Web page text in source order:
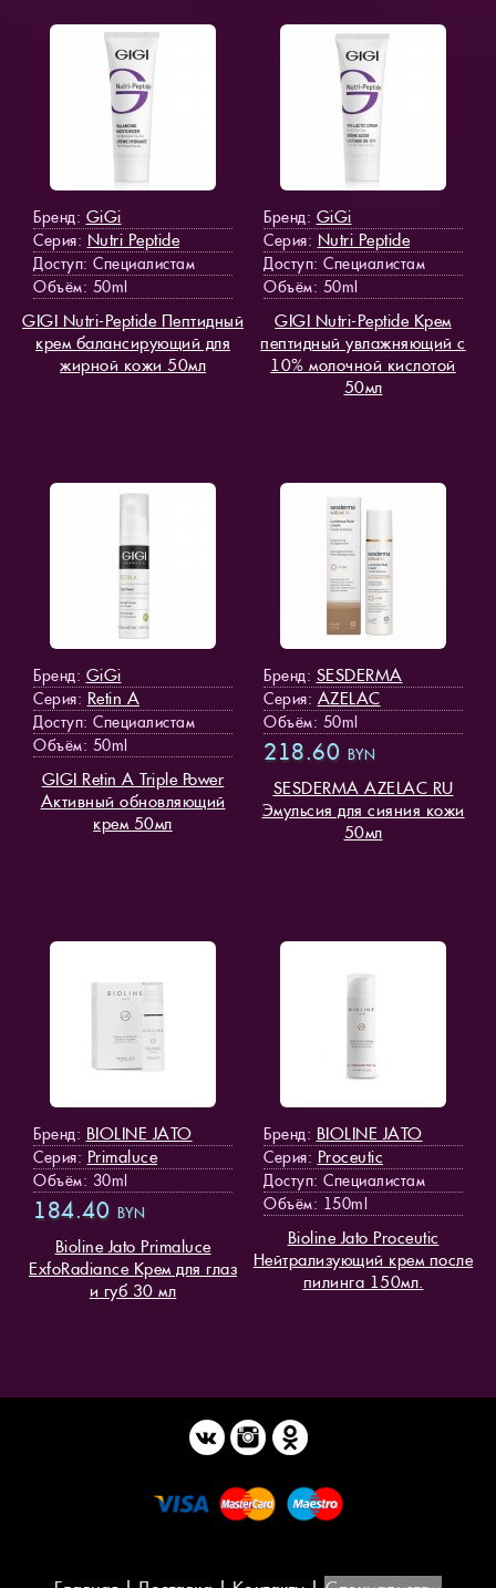
Бренд: GiGi
Серия: Nutri Peptide
Доступ: Специалистам
Объём: 50ml
GIGI Nutri-Peptide Пептидный
крем балансирующий для
жирной кожи 50мл
Бренд: GiGi
Серия: Nutri Peptide
Доступ: Специалистам
Объём: 50ml
GIGI Nutri-Peptide Крем
пептидный увлажняющий с
10% молочной кислотой
50мл
Бренд: GiGi
Серия: Retin A
Доступ: Специалистам
Объём: 50ml
GIGI Retin A Triple Power
Активный обновляющий
крем 50мл
Бренд: SESDERMA
Серия: AZELAC
Объём: 50ml
218.60 BYN
SESDERMA AZELAC RU
Эмульсия для сияния кожи
50мл
Бренд: BIOLINE JATO
Серия: Primaluce
Объём: 30ml
184.40 BYN
Bioline Jato Primaluce
ExfoRadiance Крем для глаз
и губ 30 мл
Бренд: BIOLINE JATO
Серия: Proceutic
Доступ: Специалистам
Объём: 150ml
Bioline Jato Proceutic
Нейтрализующий крем после
пилинга 150мл.